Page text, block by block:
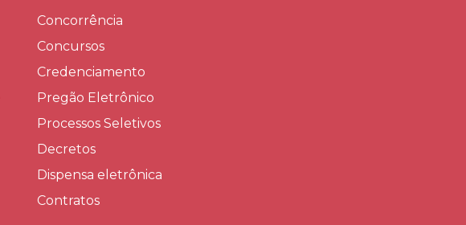
Concorrência
Concursos
Credenciamento
Pregão Eletrônico
Processos Seletivos
Decretos
Dispensa eletrônica
Contratos